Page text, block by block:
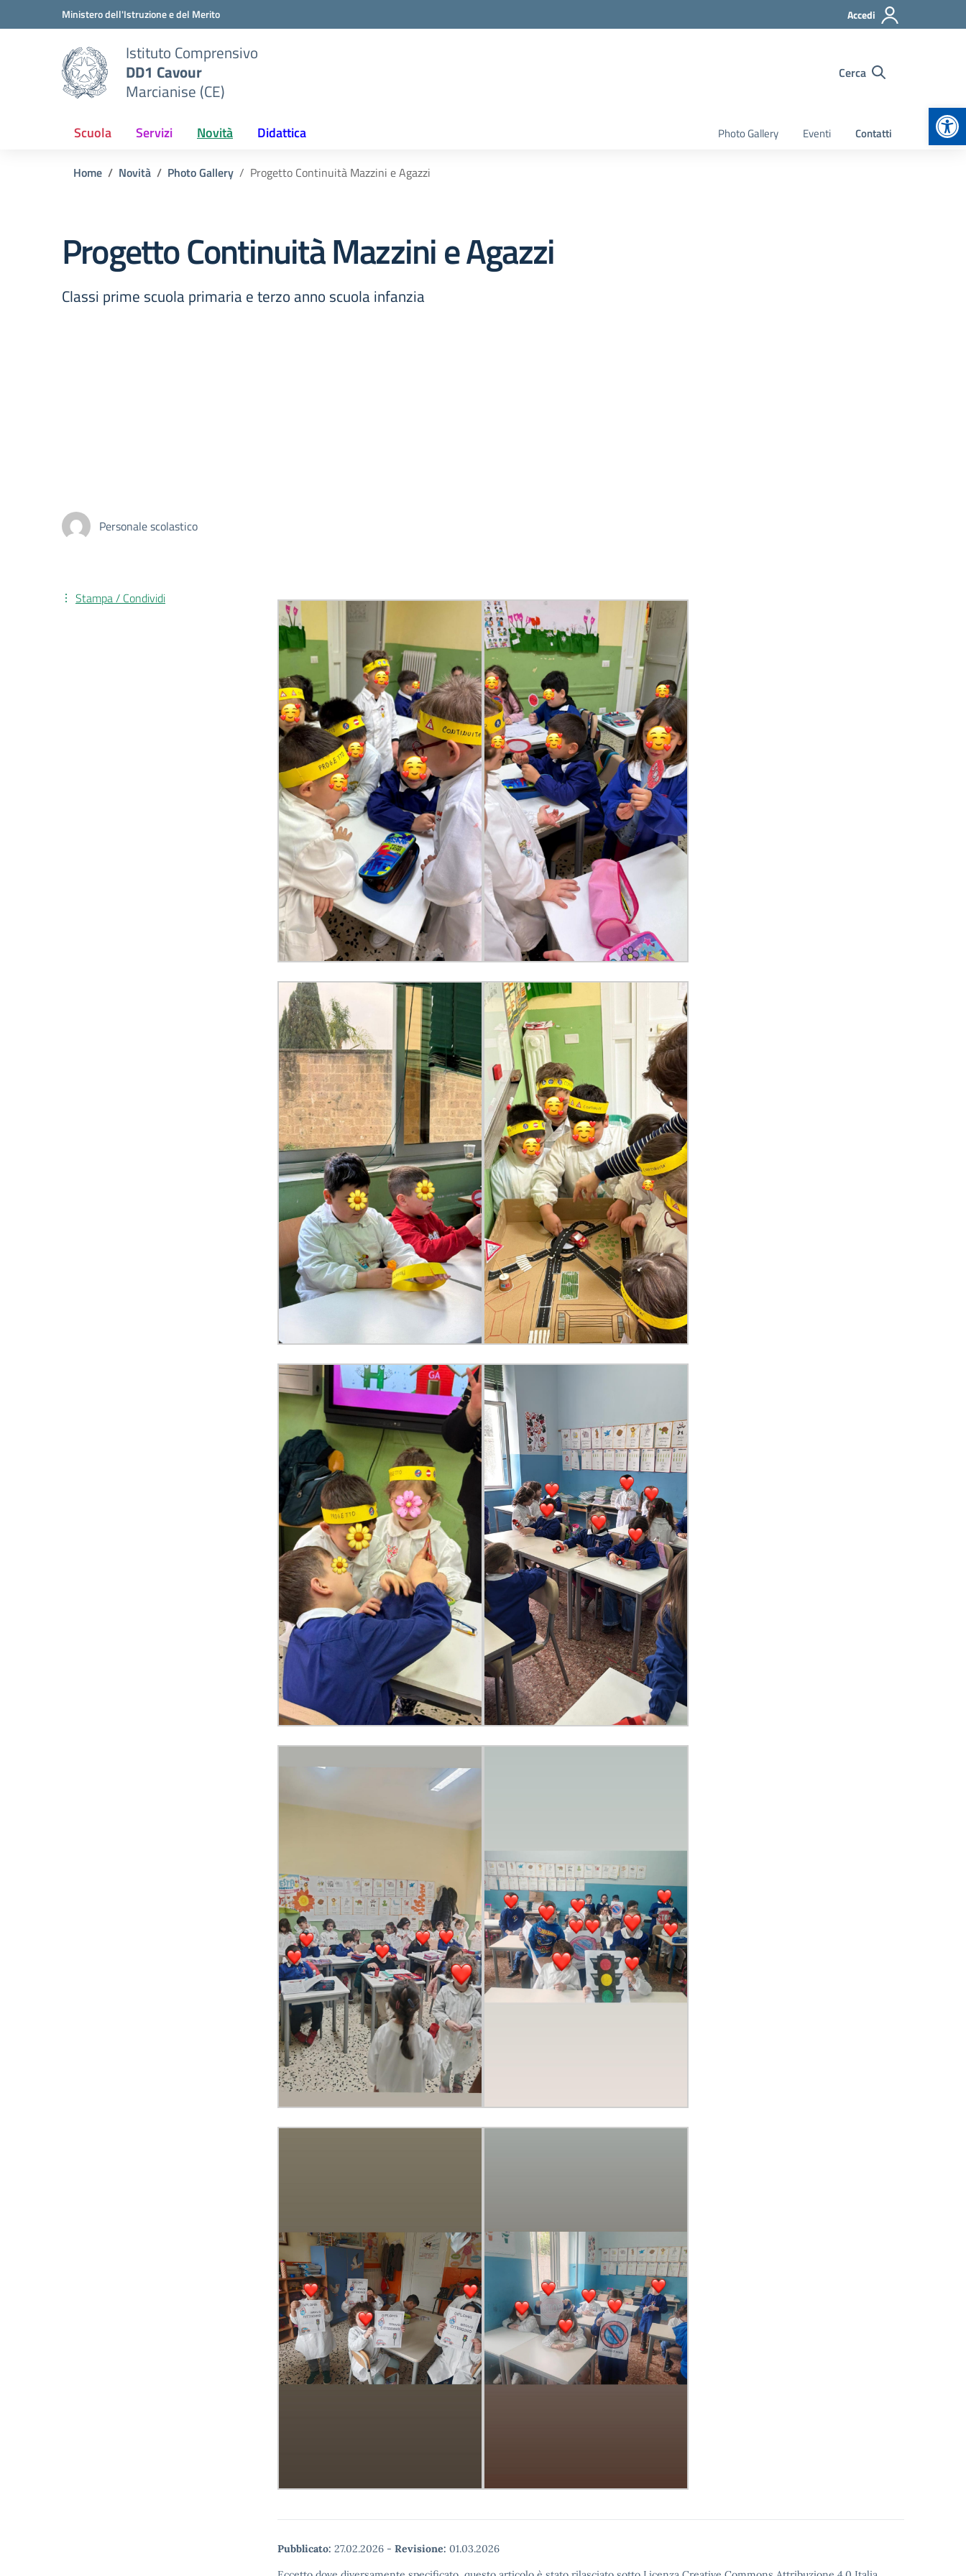
Vai ai contenuti
Vai al menu di navigazioneMinistero dell'Istruzione e del Merito Accedi
Istituto Comprensivo
DD1 Cavour
Marcianise (CE)
Cerca
Scuola Servizi Novità Didattica Photo Gallery Eventi Contatti
Home Novità Photo Gallery Progetto Continuità Mazzini e Agazzi
Progetto Continuità Mazzini e Agazzi
Classi prime scuola primaria e terzo anno scuola infanzia
Personale scolastico
Pubblicato: 27.02.2026 - Revisione: 01.03.2026
Stampa / Condividi